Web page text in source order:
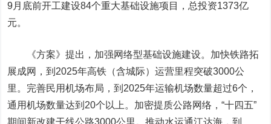
9月底前开工建设84个重大基础设施项目，总投资1373亿
元。
《方案》提出，加强网络型基础设施建设。加快铁路拓
展成网，到2025年高铁（含城际）运营里程突破3000公
里。完善民用机场布局，到2025年运输机场数量超过6个，
通用机场数量达到20个以上。加密提质公路网络，“十四五”
期间新改建干线公路3000公里。推动水运通江达海，到